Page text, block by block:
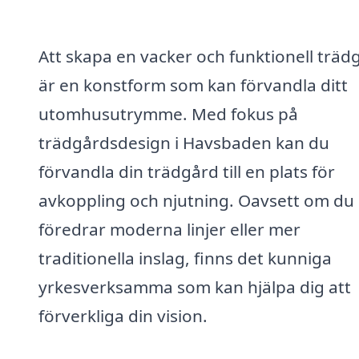
Att skapa en vacker och funktionell
är en konstform som kan förvandla ditt
utomhusutrymme. Med fokus på
trädgårdsdesign i Havsbaden kan du
förvandla din trädgård till en plats för
avkoppling och njutning. Oavsett om du
föredrar moderna linjer eller mer
traditionella inslag, finns det kunniga
yrkesverksamma som kan hjälpa dig att
förverkliga din vision.